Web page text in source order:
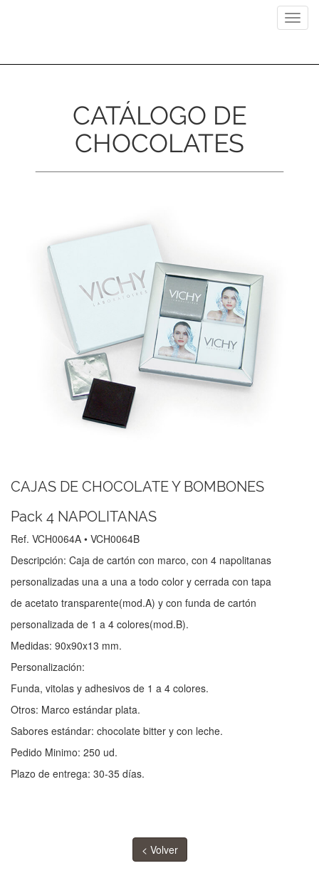
CATÁLOGO DE
CHOCOLATES
CAJAS DE CHOCOLATE Y BOMBONES
Pack 4 NAPOLITANAS
Ref. VCH0064A • VCH0064B
Descripción: Caja de cartón con marco, con 4 napolitanas
personalizadas una a una a todo color y cerrada con tapa
de acetato transparente(mod.A) y con funda de cartón
personalizada de 1 a 4 colores(mod.B).
Medidas: 90x90x13 mm.
Personalización:
Funda, vitolas y adhesivos de 1 a 4 colores.
Otros: Marco estándar plata.
Sabores estándar: chocolate bitter y con leche.
Pedido Minimo: 250 ud.
Plazo de entrega: 30-35 días.
Next
< Volver